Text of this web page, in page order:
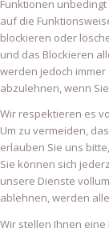
Funktionen
auf die
blockieren oder
und das Blockieren
werden jedoch
abzulehnen, wenn
Wir respektieren es
Um zu vermeiden,
erlauben Sie uns
Sie können sich
unsere Dienste
ablehnen, werden
Wir stellen Ihnen